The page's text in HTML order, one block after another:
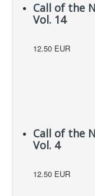
Call of the
Vol. 14
12.50 EUR
Call of the
Vol. 4
12.50 EUR